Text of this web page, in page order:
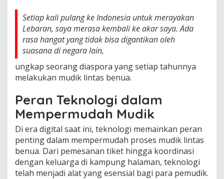
Setiap kali pulang ke Indonesia untuk merayakan
Lebaran, saya merasa kembali ke akar saya. Ada
rasa hangat yang tidak bisa digantikan oleh
suasana di negara lain,
ungkap seorang diaspora yang setiap tahunnya
melakukan mudik lintas benua.
Peran Teknologi dalam
Mempermudah Mudik
Di era digital saat ini, teknologi memainkan peran
penting dalam mempermudah proses mudik lintas
benua. Dari pemesanan tiket hingga koordinasi
dengan keluarga di kampung halaman, teknologi
telah menjadi alat yang esensial bagi para pemudik.